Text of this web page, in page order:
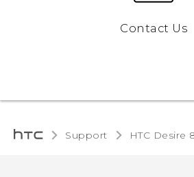
Contact Us
Support HTC Desire